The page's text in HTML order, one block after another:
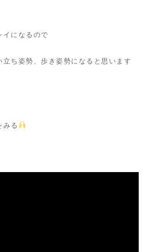
イになるので
立ち姿勢、歩き姿勢になると思います
みる